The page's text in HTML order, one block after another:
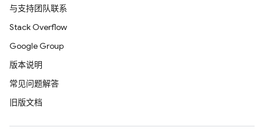
与支持团队联系
Stack Overflow
Google Group
版本说明
常见问题解答
旧版文档